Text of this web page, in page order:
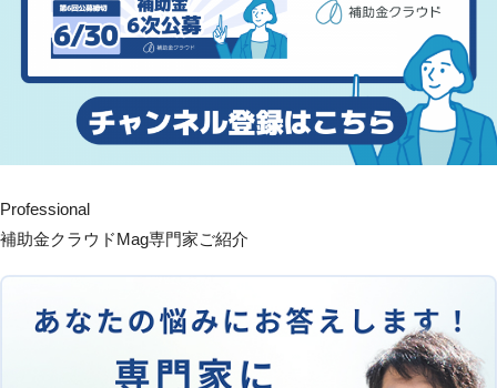
Professional
補助金クラウドMag専門家ご紹介